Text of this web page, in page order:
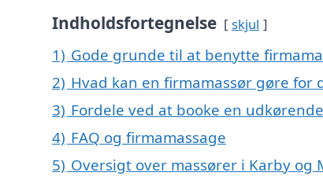
Indholdsfortegnelse skjul
1) Gode grunde til at benytte
2) Hvad kan en firmamassør gøre for
3) Fordele ved at booke en
4) FAQ og firmamassage
5) Oversigt over massører i Karby og